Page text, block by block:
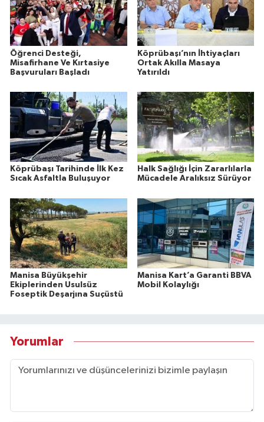
Öğrenci Desteği,
Misafirhane Ve Kırtasiye
Başvuruları Başladı
Köprübaşı’nın İhtiyaçları
Ortak Akılla Masaya
Yatırıldı
Köprübaşı Tarihinde İlk Kez
Sıcak Asfaltla Buluşuyor
Halk Sağlığı İçin Zararlılarla
Mücadele Aralıksız Sürüyor
Manisa Büyükşehir
Ekiplerinden Usulsüz
Foseptik Deşarjına Suçüstü
Manisa Kart’a Garanti BBVA
Mobil Kolaylığı
Yorumlar